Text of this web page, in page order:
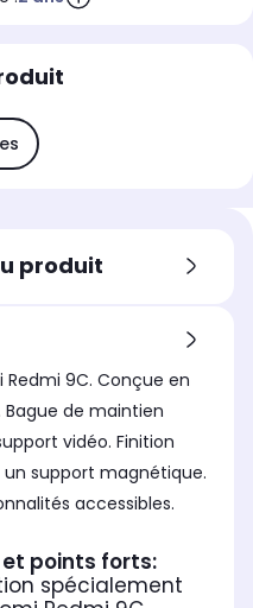
produit
9C. Conçue en
de maintien
vidéo. Finition
support magnétique.
accessibles.
points forts:
spécialement